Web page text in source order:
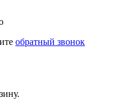
обратный звонок